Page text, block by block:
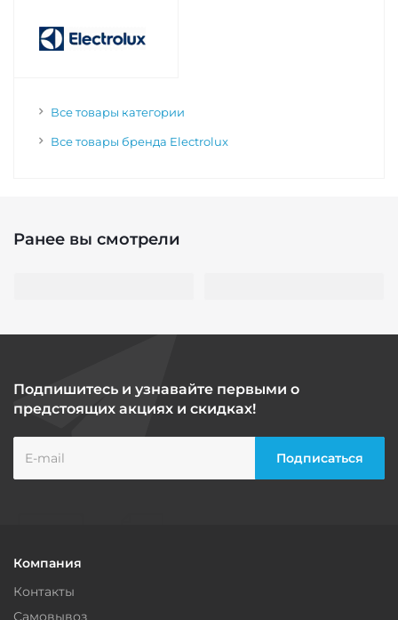
Все товары категории
Все товары бренда Electrolux
Ранее вы смотрели
Подпишитесь и узнавайте первыми о
предстоящих акциях и скидках!
Компания
Контакты
Самовывоз